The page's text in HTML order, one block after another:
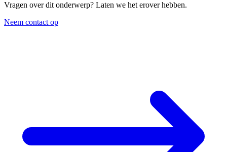
Vragen over dit onderwerp? Laten we het erover hebben.
Neem contact op